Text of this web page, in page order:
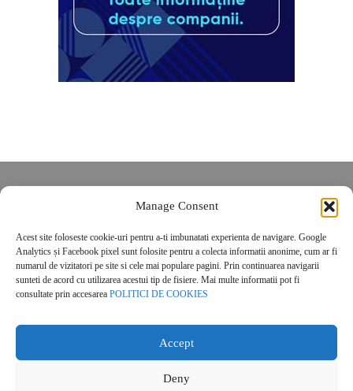
Manage Consent
Acest site foloseste cookie-uri pentru a-ti imbunatati experienta de navigare. Google
Analytics și Facebook pixel sunt folosite pentru a colecta informatii anonime, cum ar fi
numarul de vizitatori pe site si cele mai populare pagini. Prin continuarea navigarii
sunteti de acord cu utilizarea acestui tip de fisiere. Mai multe informatii pot fi
consultate prin accesarea POLITICI DE COOKIES
Accept
Deny
POLITICĂ DE CONFIDENȚIALITATE
Politica de cookies
© 2026 Real Estate Magazine. All Rights Reserved.